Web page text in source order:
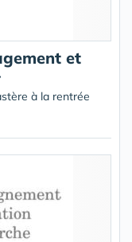
et
à la rentrée